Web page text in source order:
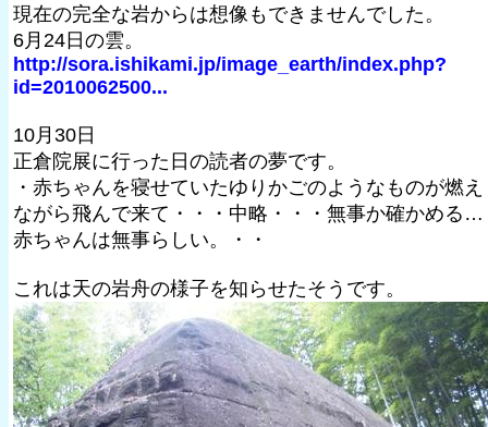
現在の完全な岩からは想像もできませんでした。
6月24日の雲。
http://sora.ishikami.jp/image_earth/index.php?
id=2010062500...
10月30日
正倉院展に行った日の読者の夢です。
・赤ちゃんを寝せていたゆりかごのようなものが燃え
ながら飛んで来て・・・中略・・・無事か確かめる…
赤ちゃんは無事らしい。・・
これは天の岩舟の様子を知らせたそうです。